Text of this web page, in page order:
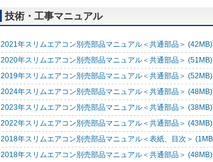
技術・工事マニュアル
2021年スリムエアコン別売部品マニュアル＜共通部品＞ (42MB)
2020年スリムエアコン別売部品マニュアル＜共通部品＞ (51MB)
2019年スリムエアコン別売部品マニュアル＜共通部品＞ (52MB)
2024年スリムエアコン別売部品マニュアル＜共通部品＞ (48MB)
2023年スリムエアコン別売部品マニュアル＜共通部品＞ (38MB)
2022年スリムエアコン別売部品マニュアル＜共通部品＞ (43MB)
2018年スリムエアコン別売部品マニュアル＜表紙、目次＞
2018年スリムエアコン別売部品マニュアル＜共通部品＞ (48MB)